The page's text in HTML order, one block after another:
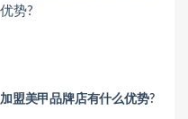
加盟美甲品牌店有什么优势?